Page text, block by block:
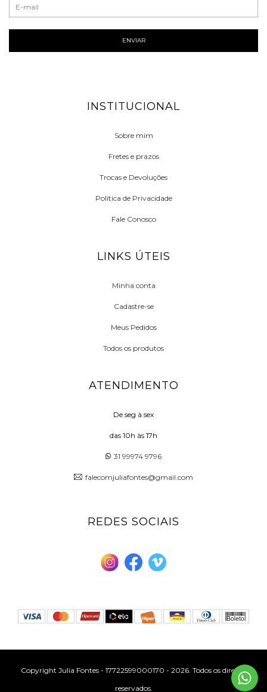
INSTITUCIONAL
Sobre mim
Fretes e prazos
Trocas e Devoluções
Política de Privacidade
Fale Conosco
LINKS ÚTEIS
Minha conta
Cadastre-se
Meus Pedidos
Todos os produtos
ATENDIMENTO
De seg à sex
das 10h às 17h
31 99974 9796
falecomjuliafontes@gmail.com
REDES SOCIAIS
Copyright Julia Fontes - 17722599000170 - 2026. Todos os direitos
reservados.